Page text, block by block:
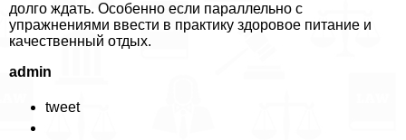
долго ждать. Особенно если параллельно с
упражнениями ввести в пpaктику здоровое питание и
качественный отдых.
admin
tweet